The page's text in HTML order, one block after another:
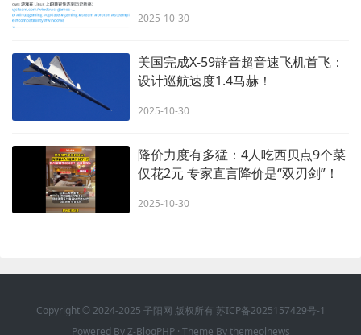
2025-10-30
美国完成X-59静音超音速飞机首飞：
设计巡航速度1.4马赫！
2025-10-30
降价力度有多猛：4人吃西贝点9个菜
仅花2元 专家直言降价是“双刃剑”！
2025-10-30
Copyright © 2024-2025 子阳网 版权所有 苏ICP备2025157429号-1
Powered ByZ-BlogPHP· Theme Bythemeolnews